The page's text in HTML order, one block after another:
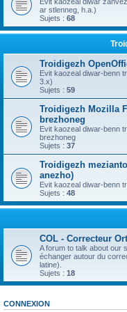
ar stlenneg, h.a.)
Sujets : 68
Troidigezh
Evit kaozeal diwar-benn
3.x)
Sujets : 59
Troidigezh Mozilla
brezhoneg
Evit kaozeal diwar-benn
brezhoneg
Sujets : 37
Troidigezh
anezho)
Evit kaozeal diwar-benn
Sujets : 48
COL - Correcteur
A forum to talk about our
échanger autour du
latine).
Sujets : 18
CONNEXION